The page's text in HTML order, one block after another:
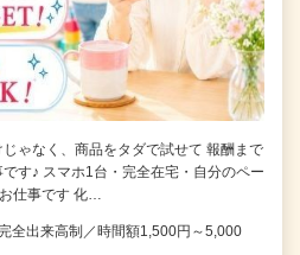
ゃなく、商品をタダで試せて 報酬まで
す♪ スマホ1台・完全在宅・自分のペー
仕事です 化…
全出来高制／時間額1,500円～5,000